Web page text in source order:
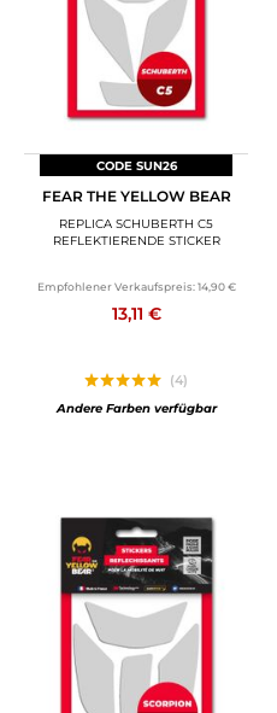
CODE SUN26
FEAR THE YELLOW BEAR
REPLICA SCHUBERTH C5
REFLEKTIERENDE STICKER
Empfohlener Verkaufspreis: 14,90 €
13,11 €
(4)
Andere Farben verfügbar